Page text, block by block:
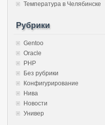
Температура в Челябинске
Рубрики
Gentoo
Oracle
PHP
Без рубрики
Конфигурирование
Нива
Новости
Универ